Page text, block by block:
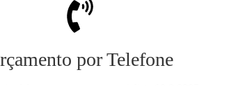
por Telefone